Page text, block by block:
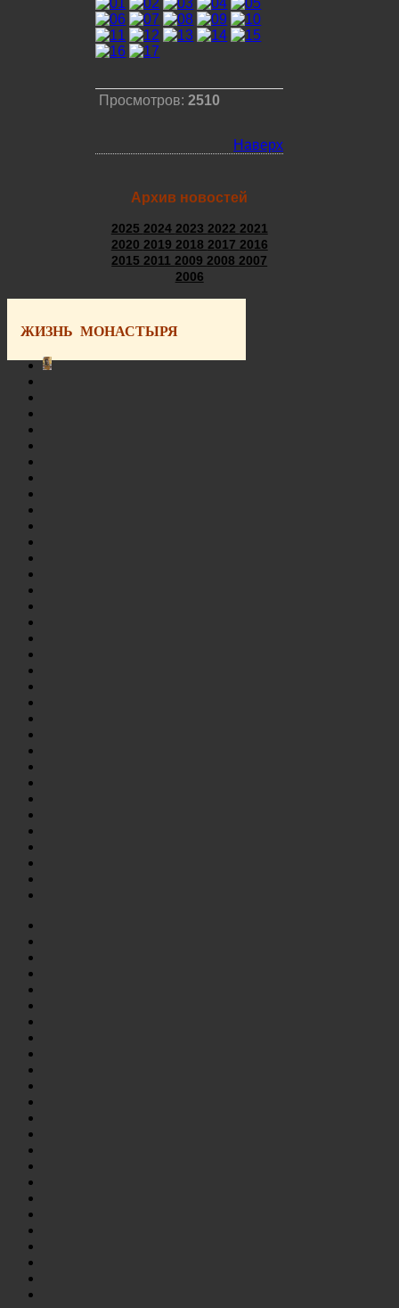
Просмотров:2510
Наверх
Архив новостей
2025 2024 2023 2022 2021
2020 2019 2018 2017 2016
2015 2011 2009 2008 2007
2006
ЖИЗНЬ МОНАСТЫРЯ